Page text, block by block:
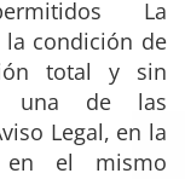
La
condición de
total y sin
una de las
Legal, en la
en el mismo